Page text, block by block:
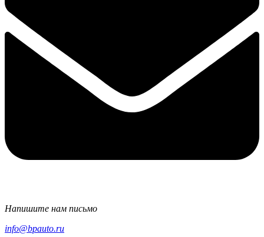
Напишите нам письмо
info@bpauto.ru